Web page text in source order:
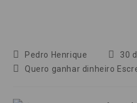
Autor
do
Pedro Henrique
Post30
Categoria
Quero ganhar dinheiro